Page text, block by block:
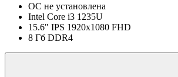
ОС не установлена
Intel Core i3 1235U
15.6" IPS 1920x1080 FHD
8 Гб DDR4